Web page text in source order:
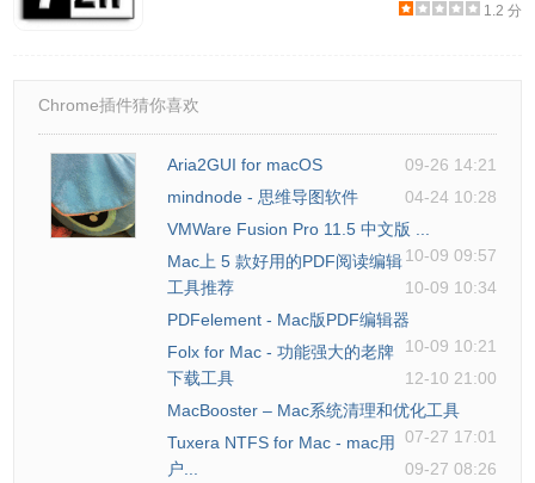
1.2 分
Chrome插件猜你喜欢
Aria2GUI for macOS
09-26 14:21
mindnode - 思维导图软件
04-24 10:28
VMWare Fusion Pro 11.5 中文版 ...
10-09 09:57
Mac上 5 款好用的PDF阅读编辑
工具推荐
10-09 10:34
PDFelement - Mac版PDF编辑器
10-09 10:21
Folx for Mac - 功能强大的老牌
下载工具
12-10 21:00
MacBooster – Mac系统清理和优化工具
07-27 17:01
Tuxera NTFS for Mac - mac用
户...
09-27 08:26